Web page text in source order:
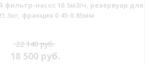
фильтр-насос 10.5м3/ч, резервуар для
фракция 0.45-0.85мм
22 140 руб.
18 500 руб.